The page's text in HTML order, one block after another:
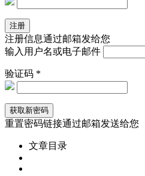
注册信息通过邮箱发给您
输入用户名或电子邮件
验证码 *
重置密码链接通过邮箱发送给您
文章目录